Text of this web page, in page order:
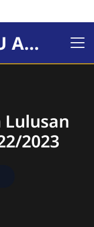
MA INTEGRATIF NU AL-HIKMAH
2023